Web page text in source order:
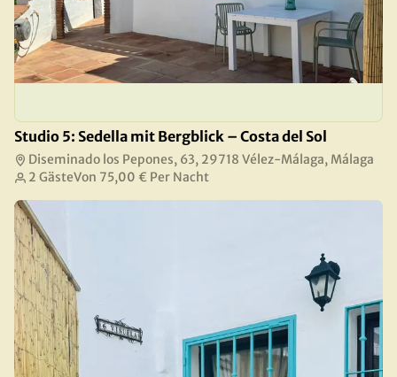
Studio 5: Sedella mit Bergblick – Costa del Sol
Diseminado los Pepones, 63, 29718 Vélez-Málaga, Málaga
2 GästeVon 75,00 € Per Nacht